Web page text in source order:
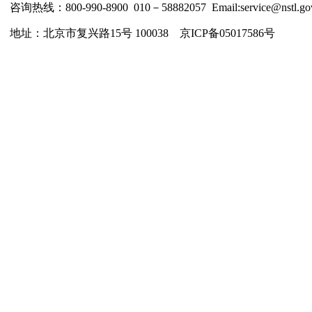
咨询热线：800-990-8900 010－58882057
地址：北京市复兴路15号 100038 京ICP备05017586号